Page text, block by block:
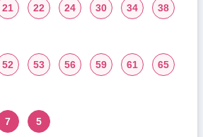
21 22 24 30 34
38
52 53 56 59 61
65
7 5